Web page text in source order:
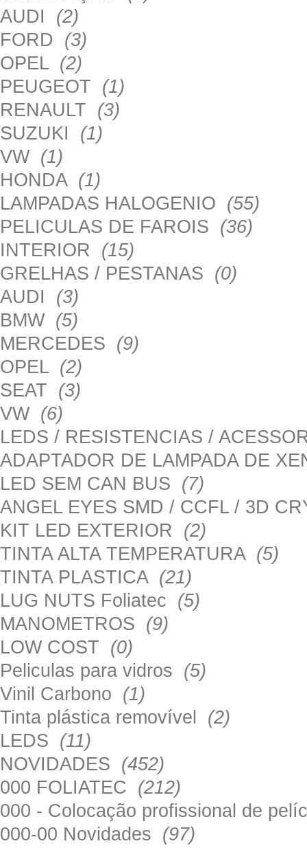
AUDI (2)
FORD (3)
OPEL (2)
PEUGEOT (1)
RENAULT (3)
SUZUKI (1)
VW (1)
HONDA (1)
LAMPADAS HALOGENIO (55)
PELICULAS DE FAROIS (36)
INTERIOR (15)
GRELHAS / PESTANAS (0)
AUDI (3)
BMW (5)
MERCEDES (9)
OPEL (2)
SEAT (3)
VW (6)
LEDS / RESISTENCIAS /
ADAPTADOR DE LAMPADA DE
LED SEM CAN BUS (7)
ANGEL EYES SMD / CCFL / 3D
KIT LED EXTERIOR (2)
TINTA ALTA TEMPERATURA (5)
TINTA PLASTICA (21)
LUG NUTS Foliatec (5)
MANOMETROS (9)
LOW COST (0)
Peliculas para vidros (5)
Vinil Carbono (1)
Tinta plástica removível (2)
LEDS (11)
NOVIDADES (452)
000 FOLIATEC (212)
000 - Colocação profissional de
000-00 Novidades (97)